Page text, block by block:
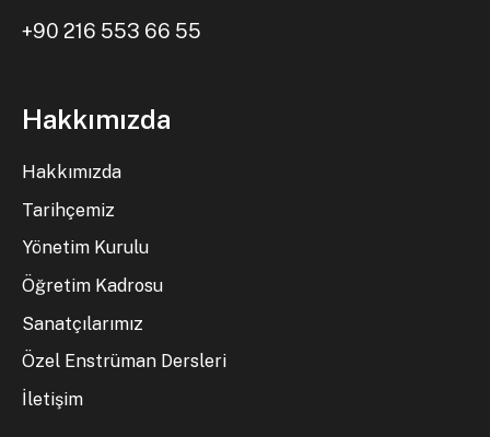
+90 216 553 66 55
Hakkımızda
Hakkımızda
Tarihçemiz
Yönetim Kurulu
Öğretim Kadrosu
Sanatçılarımız
Özel Enstrüman Dersleri
İletişim